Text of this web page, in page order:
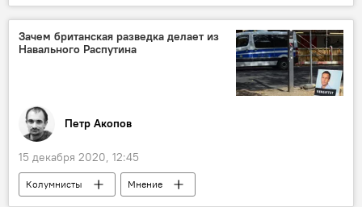
Энергетическая отрасль Абхазии
Зачем британская разведка делает из
Навального Распутина
Петр Акопов
15 декабря 2020, 12:45
Колумнисты Мнение